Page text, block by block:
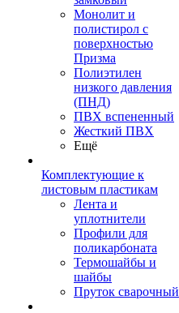
Монолит и
полистирол с
поверхностью
Призма
Полиэтилен
низкого давления
(ПНД)
ПВХ вспененный
Жесткий ПВХ
Ещё
Комплектующие к
листовым пластикам
Лента и
уплотнители
Профили для
поликарбоната
Термошайбы и
шайбы
Пруток сварочный